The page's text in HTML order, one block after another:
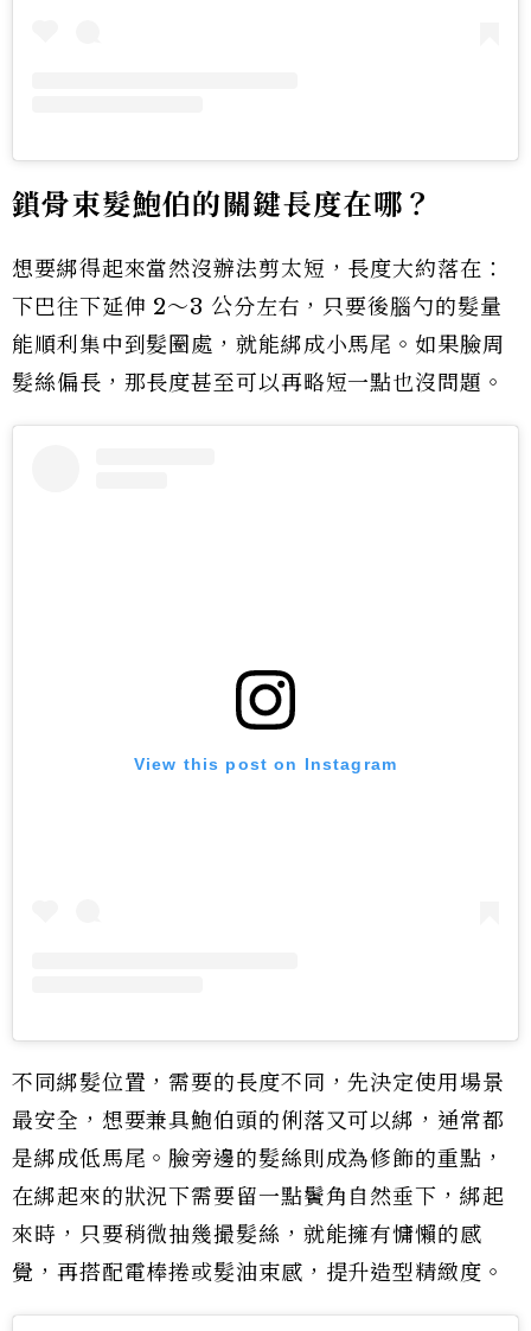
鎖骨束髮鮑伯的關鍵長度在哪？
想要綁得起來當然沒辦法剪太短，長度大約落在：
下巴往下延伸 2～3 公分左右，只要後腦勺的髮量
能順利集中到髮圈處，就能綁成小馬尾。如果臉周
髮絲偏長，那長度甚至可以再略短一點也沒問題。
View this post on Instagram
不同綁髮位置，需要的長度不同，先決定使用場景
最安全，想要兼具鮑伯頭的俐落又可以綁，通常都
是綁成低馬尾。臉旁邊的髮絲則成為修飾的重點，
在綁起來的狀況下需要留一點鬢角自然垂下，綁起
來時，只要稍微抽幾撮髮絲，就能擁有慵懶的感
覺，再搭配電棒捲或髮油束感，提升造型精緻度。